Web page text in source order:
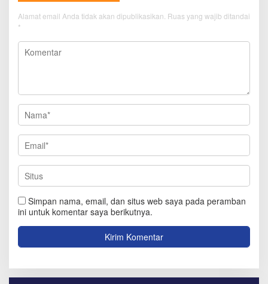
Alamat email Anda tidak akan dipublikasikan. Ruas yang wajib ditandai
*
Simpan nama, email, dan situs web saya pada peramban
ini untuk komentar saya berikutnya.